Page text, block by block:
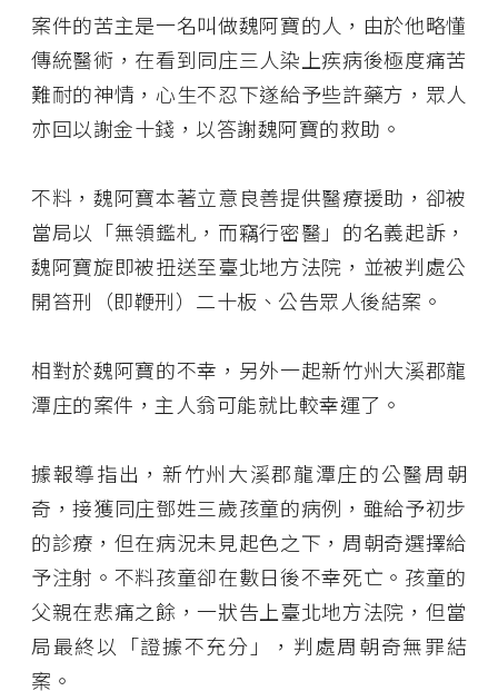
案件的苦主是一名叫做魏阿寶的人，由於他略懂
傳統醫術，在看到同庄三人染上疾病後極度痛苦
難耐的神情，心生不忍下遂給予些許藥方，眾人
亦回以謝金十錢，以答謝魏阿寶的救助。
不料，魏阿寶本著立意良善提供醫療援助，卻被
當局以「無領鑑札，而竊行密醫」的名義起訴，
魏阿寶旋即被扭送至臺北地方法院，並被判處公
開笞刑（即鞭刑）二十板、公告眾人後結案。
相對於魏阿寶的不幸，另外一起新竹州大溪郡龍
潭庄的案件，主人翁可能就比較幸運了。
據報導指出，新竹州大溪郡龍潭庄的公醫周朝
奇，接獲同庄鄧姓三歲孩童的病例，雖給予初步
的診療，但在病況未見起色之下，周朝奇選擇給
予注射。不料孩童卻在數日後不幸死亡。孩童的
父親在悲痛之餘，一狀告上臺北地方法院，但當
局最終以「證據不充分」，判處周朝奇無罪結
案。